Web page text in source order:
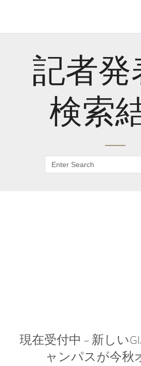
記者発
検索
現在受付中 – 新しい
ャンパスが今秋